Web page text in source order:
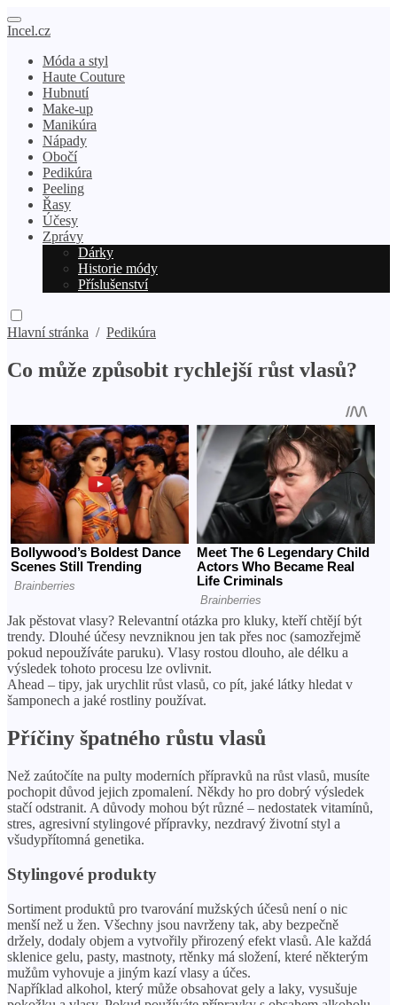
Incel.cz
Móda a styl
Haute Couture
Hubnutí
Make-up
Manikúra
Nápady
Obočí
Pedikúra
Peeling
Řasy
Účesy
Zprávy
Dárky
Historie módy
Příslušenství
Hlavní stránka / Pedikúra
Co může způsobit rychlejší růst vlasů?
Jak pěstovat vlasy? Relevantní otázka pro kluky, kteří chtějí být
trendy. Dlouhé účesy nevzniknou jen tak přes noc (samozřejmě
pokud nepoužíváte paruku). Vlasy rostou dlouho, ale délku a
výsledek tohoto procesu lze ovlivnit.
Ahead – tipy, jak urychlit růst vlasů, co pít, jaké látky hledat v
šamponech a jaké rostliny používat.
Příčiny špatného růstu vlasů
Než zaútočíte na pulty moderních přípravků na růst vlasů, musíte
pochopit důvod jejich zpomalení. Někdy ho pro dobrý výsledek
stačí odstranit. A důvody mohou být různé – nedostatek vitamínů,
stres, agresivní stylingové přípravky, nezdravý životní styl a
všudypřítomná genetika.
Stylingové produkty
Sortiment produktů pro tvarování mužských účesů není o nic
menší než u žen. Všechny jsou navrženy tak, aby bezpečně
držely, dodaly objem a vytvořily přirozený efekt vlasů. Ale každá
sklenice gelu, pasty, mastnoty, rtěnky má složení, které některým
mužům vyhovuje a jiným kazí vlasy a účes.
Například alkohol, který může obsahovat gely a laky, vysušuje